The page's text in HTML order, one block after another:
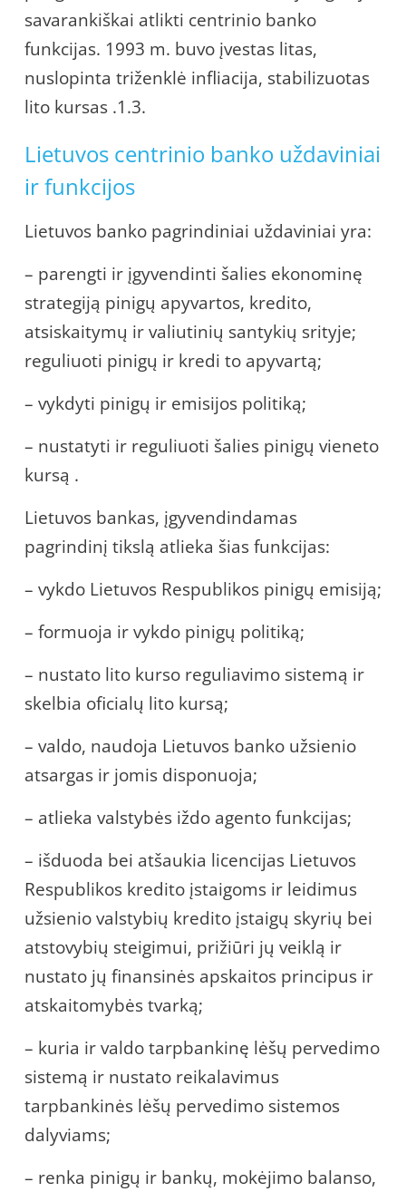
savarankiškai atlikti centrinio banko
funkcijas. 1993 m. buvo įvestas litas,
nuslopinta triženklė infliacija, stabilizuotas
lito kursas .1.3.
Lietuvos centrinio banko uždaviniai
ir funkcijos
Lietuvos banko pagrindiniai uždaviniai yra:
– parengti ir įgyvendinti šalies ekonominę
strategiją pinigų apyvartos, kredito,
atsiskaitymų ir valiutinių santykių srityje;
reguliuoti pinigų ir kredi to apyvartą;
– vykdyti pinigų ir emisijos politiką;
– nustatyti ir reguliuoti šalies pinigų vieneto
kursą .
Lietuvos bankas, įgyvendindamas
pagrindinį tikslą atlieka šias funkcijas:
– vykdo Lietuvos Respublikos pinigų emisiją;
– formuoja ir vykdo pinigų politiką;
– nustato lito kurso reguliavimo sistemą ir
skelbia oficialų lito kursą;
– valdo, naudoja Lietuvos banko užsienio
atsargas ir jomis disponuoja;
– atlieka valstybės iždo agento funkcijas;
– išduoda bei atšaukia licencijas Lietuvos
Respublikos kredito įstaigoms ir leidimus
užsienio valstybių kredito įstaigų skyrių bei
atstovybių steigimui, prižiūri jų veiklą ir
nustato jų finansinės apskaitos principus ir
atskaitomybės tvarką;
– kuria ir valdo tarpbankinę lėšų pervedimo
sistemą ir nustato reikalavimus
tarpbankinės lėšų pervedimo sistemos
dalyviams;
– renka pinigų ir bankų, mokėjimo balanso,